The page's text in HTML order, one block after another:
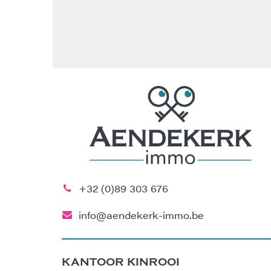
+32 (0)89 303 676
info@aendekerk-immo.be
KANTOOR KINROOI